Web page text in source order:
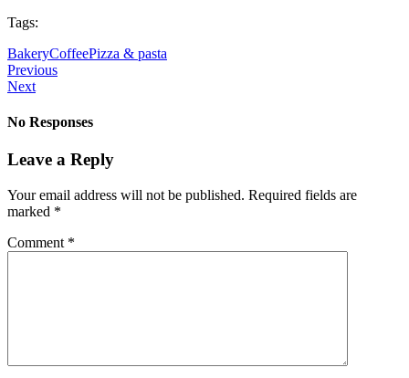
Tags:
BakeryCoffeePizza & pasta
Previous
Next
No Responses
Leave a Reply
Your email address will not be published. Required fields are
marked *
Comment *